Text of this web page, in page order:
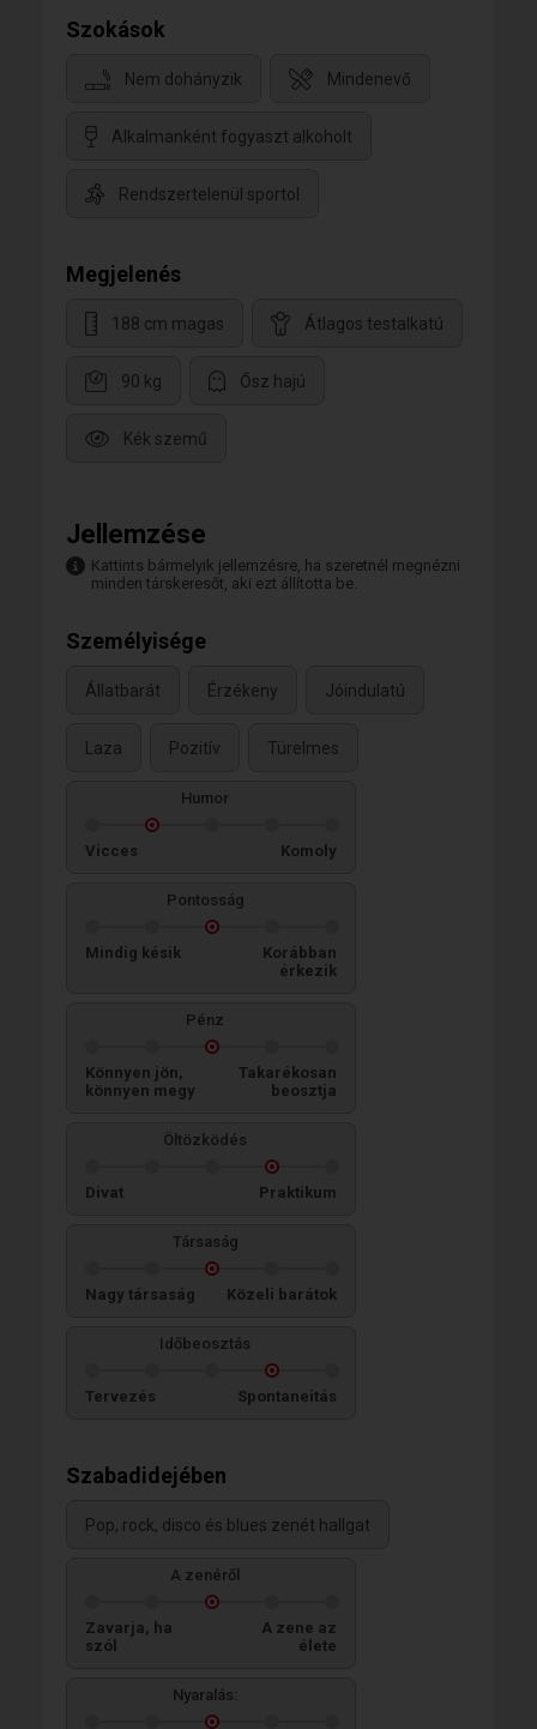
Szokások
Nem dohányzik Mindenevő
Alkalmanként fogyaszt alkoholt
Rendszertelenül sportol
Megjelenés
188 cm magas Átlagos testalkatú
90 kg Ősz hajú
Kék szemű
Jellemzése
Kattints bármelyik jellemzésre, ha szeretnél megnézni
minden társkeresőt, aki ezt állította be.
Személyisége
Állatbarát Érzékeny Jóindulatú
Laza Pozitív Türelmes
Humor
Vicces Komoly
Pontosság
Mindig késik
Korábban
érkezik
Pénz
Könnyen jön,
könnyen megy
Takarékosan
beosztja
Öltözködés
Divat Praktikum
Társaság
Nagy társaság Közeli barátok
Időbeosztás
Tervezés Spontaneitás
Szabadidejében
Pop, rock, disco és blues zenét hallgat
A zenéről
Zavarja, ha
szól
A zene az
élete
Nyaralás: